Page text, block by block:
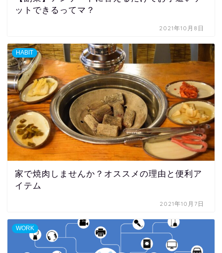
ットできるってマ？
2021年10月8日
HABIT
家で焼肉しませんか？オススメの理由と便利ア
イテム
2021年10月7日
WORK